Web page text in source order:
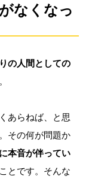
なくなっ
の⼈間としての
あらねば、と思
その何が問題か
本⾳が伴ってい
ことです。そんな